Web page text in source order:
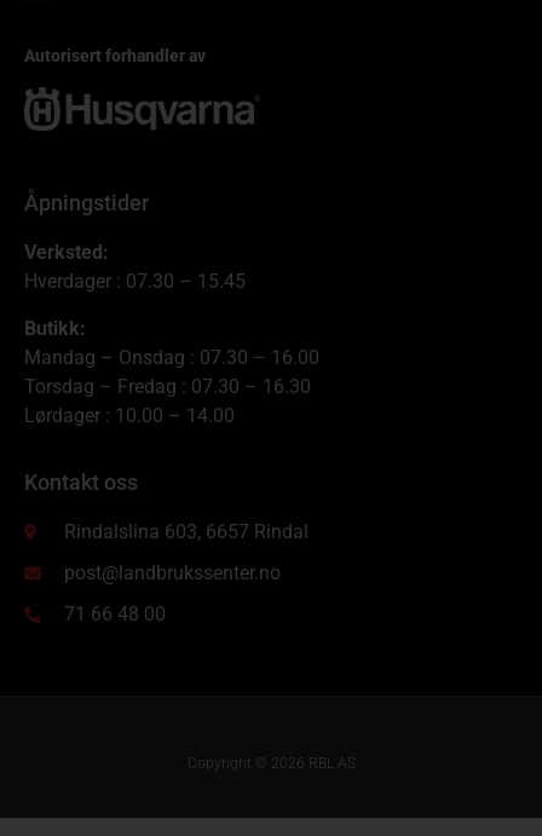
Autorisert forhandler av
Åpningstider
Verksted:
Hverdager : 07.30 – 15.45
Butikk:
Mandag – Onsdag : 07.30 – 16.00
Torsdag – Fredag : 07.30 – 16.30
Lørdager : 10.00 – 14.00
Kontakt oss
Rindalslina 603, 6657 Rindal
post@landbrukssenter.no
71 66 48 00
Copyright © 2026 RBL AS